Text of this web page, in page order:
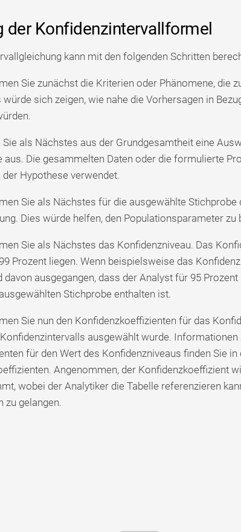
der Konfidenzintervallformel
kann mit den folgenden Schritten
Sie zunächst die Kriterien oder Phänomene, die
sich zeigen, wie nahe die Vorhersagen in
Sie als Nächstes aus der Grundgesamtheit eine
aus. Die gesammelten Daten oder die formulierte
Hypothese verwendet.
Sie als Nächstes für die ausgewählte Stichprobe
Dies würde helfen, den Populationsparameter zu
Sie als Nächstes das Konfidenzniveau. Das
Prozent liegen. Wenn beispielsweise das
davon ausgegangen, dass der Analyst für 95
Stichprobe enthalten ist.
Sie nun den Konfidenzkoeffizienten für das
ausgewählt wurde.
für den Wert des Konfidenzniveaus finden Sie
Angenommen, der Konfidenzkoeffizient
wobei der Analytiker die Tabelle referenzieren
zu gelangen.